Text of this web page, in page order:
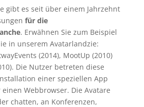
gibt es seit über einem Jahrzehnt
für die
. Erwähnen Sie zum Beispiel
in unserem Avatarlandzie:
(2014), MootUp (2010)
Die Nutzer betreten diese
einer speziellen App
Webbrowser. Die Avatare
chatten, an Konferenzen,